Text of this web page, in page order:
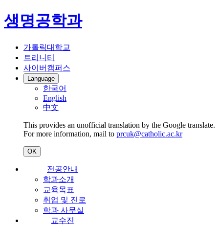
생명공학과
가톨릭대학교
트리니티
사이버캠퍼스
Language
한국어
English
中文
This provides an unofficial translation by the Google translate.
For more information, mail to prcuk@catholic.ac.kr
OK
전공안내
학과소개
교육목표
취업 및 진로
학과 사무실
교수진